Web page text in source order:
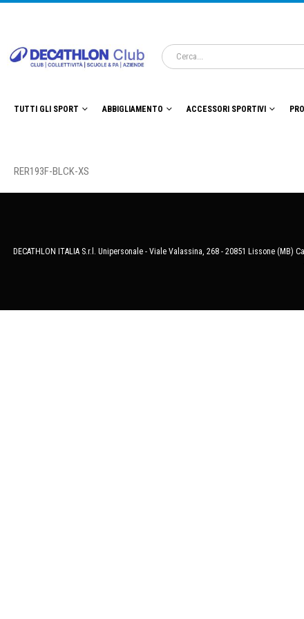
TUTTI GLI SPORT ABBIGLIAMENTO ACCESSORI SPORTIVI
RER193F-BLCK-XS
DECATHLON ITALIA S.r.l. Unipersonale - Viale Valassina, 268 - 20851 Lissone (MB)